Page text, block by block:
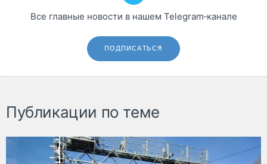
Все главные новости в нашем Telegram‑канале
ПОДПИСАТЬСЯ
Публикации по теме